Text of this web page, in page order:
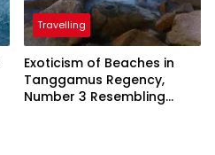
Travelling
Exoticism of Beaches in
Tanggamus Regency,
Number 3 Resembling